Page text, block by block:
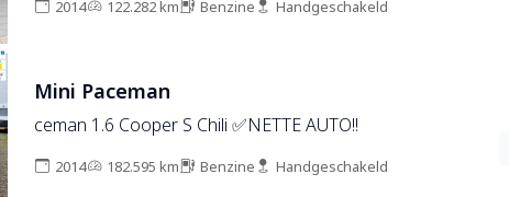
2014 122.282 km Benzine Handgeschakeld
Mini Paceman
ceman 1.6 Cooper S Chili ✅NETTE AUTO!!
2014 182.595 km Benzine Handgeschakeld